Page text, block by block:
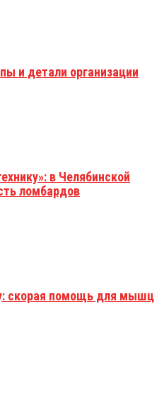
и детали организации
в Челябинской
ломбардов
скорая помощь для мышц